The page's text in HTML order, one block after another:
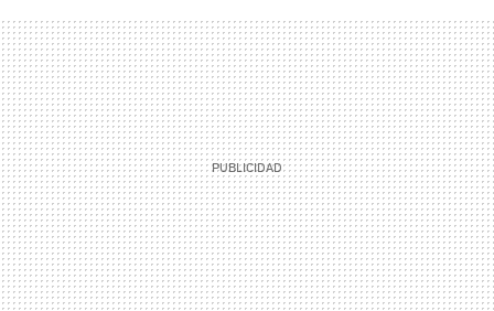
MAIL